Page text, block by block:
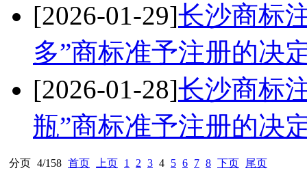
[2026-01-29]长沙商标
多”商标准予注册的决
[2026-01-28]长沙商标
瓶”商标准予注册的决
分页 4/158 首页 上页 1 2 3 4 5 6 7 8 下页 尾页